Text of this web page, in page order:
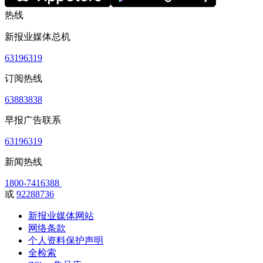
热线
新报业媒体总机
63196319
订阅热线
63883838
早报广告联系
63196319
新闻热线
1800-7416388
或 92288736
新报业媒体网站
网络条款
个人资料保护声明
全检索